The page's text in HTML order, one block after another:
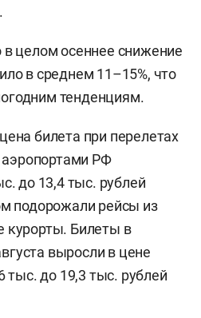
целом осеннее снижение
в среднем 11–15%, что
тенденциям.
билета при перелетах
РФ
до 13,4 тыс. рублей
подорожали рейсы из
курорты. Билеты в
выросли в цене
тыс. до 19,3 тыс. рублей